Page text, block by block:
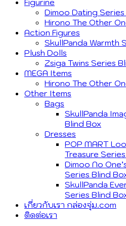
Dimoo Dating
Hirono The Other
Action Figures
SkullPanda Warmth
Plush Dolls
Zsiga Twins Series
MEGA Items
Hirono The Other
Other Items
Bags
SkullPanda
Blind Box
Dresses
POP MART
Treasure
Dimoo No
Series Blind
SkullPanda
Series Blind
เกี่ยวกับเรา กล่องจุ่ม.com
ติดต่อเรา